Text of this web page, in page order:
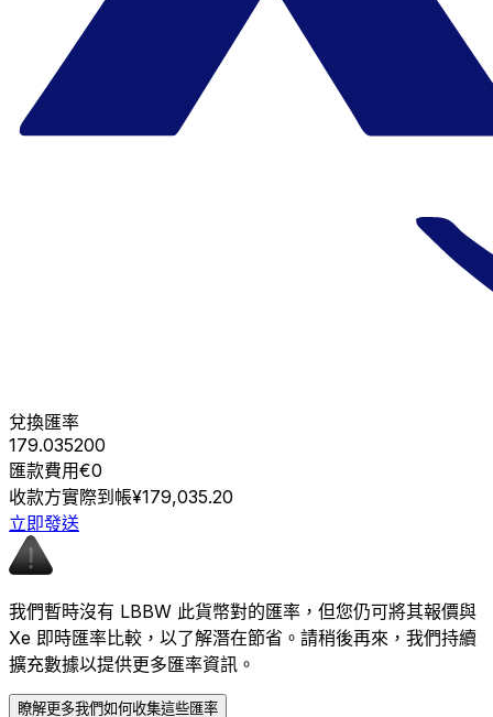
兌換匯率
179.035200
匯款費用€0
收款方實際到帳¥179,035.20
立即發送
我們暫時沒有 LBBW 此貨幣對的匯率，但您仍可將其報價與
Xe 即時匯率比較，以了解潛在節省。請稍後再來，我們持續
擴充數據以提供更多匯率資訊。
瞭解更多我們如何收集這些匯率